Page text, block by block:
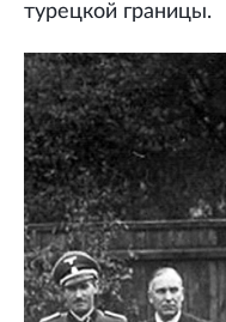
турецкой границы.